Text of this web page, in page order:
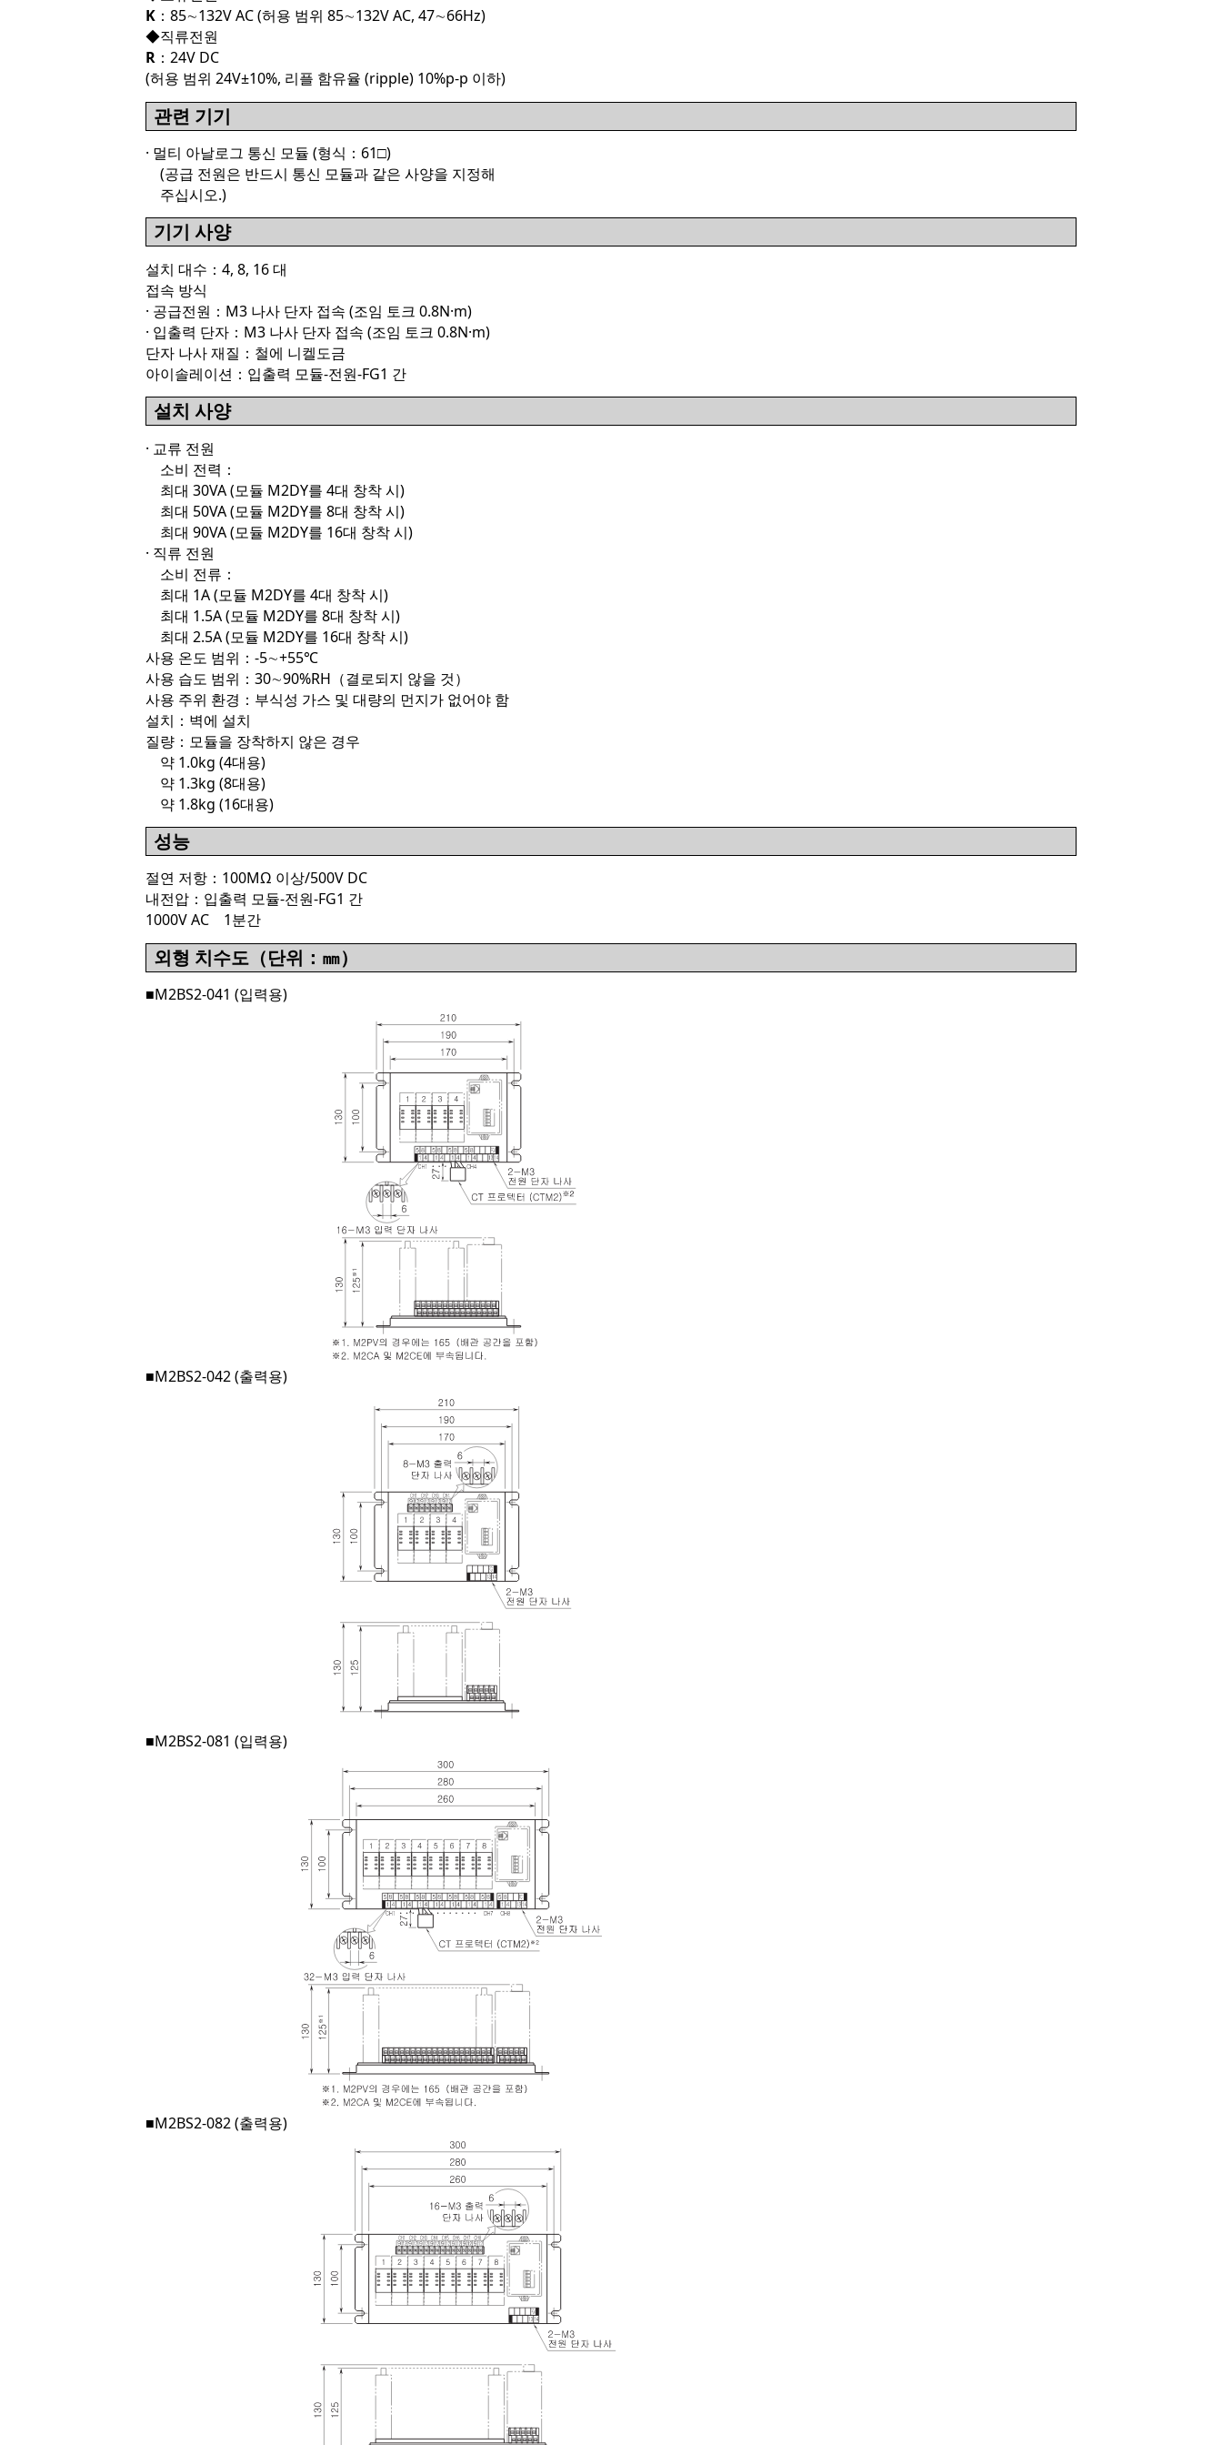
K ：85∼132V AC (허용 범위 85∼132V AC, 47∼66Hz)
◆직류전원
R ：24V DC
(허용 범위 24V±10%, 리플 함유율 (ripple) 10%p-p 이하)
관련 기기
· 멀티 아날로그 통신 모듈 (형식：61□)
(공급 전원은 반드시 통신 모듈과 같은 사양을 지정해
주십시오.)
기기 사양
설치 대수：4, 8, 16 대
접속 방식
· 공급전원：M3 나사 단자 접속 (조임 토크 0.8N·m)
· 입출력 단자：M3 나사 단자 접속 (조임 토크 0.8N·m)
단자 나사 재질：철에 니켈도금
아이솔레이션：입출력 모듈-전원-FG1 간
설치 사양
· 교류 전원
소비 전력：
최대 30VA (모듈 M2DY를 4대 창착 시)
최대 50VA (모듈 M2DY를 8대 창착 시)
최대 90VA (모듈 M2DY를 16대 창착 시)
· 직류 전원
소비 전류：
최대 1A (모듈 M2DY를 4대 창착 시)
최대 1.5A (모듈 M2DY를 8대 창착 시)
최대 2.5A (모듈 M2DY를 16대 창착 시)
사용 온도 범위：-5∼+55℃
사용 습도 범위：30∼90%RH（결로되지 않을 것）
사용 주위 환경：부식성 가스 및 대량의 먼지가 없어야 함
설치：벽에 설치
질량：모듈을 장착하지 않은 경우
약 1.0kg (4대용)
약 1.3kg (8대용)
약 1.8kg (16대용)
성능
절연 저항：100MΩ 이상/500V DC
내전압：입출력 모듈-전원-FG1 간
1000V AC 1분간
외형 치수도（단위：㎜）
■M2BS2-041 (입력용)
■M2BS2-042 (출력용)
■M2BS2-081 (입력용)
■M2BS2-082 (출력용)